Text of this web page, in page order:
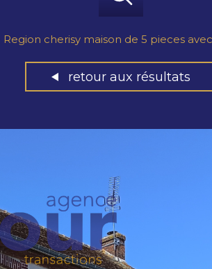
Immeubles
Autres
Region cherisy maison de 5 pieces
retour aux résultats